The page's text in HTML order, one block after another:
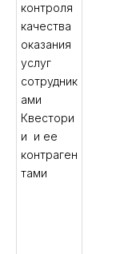
контроля
качества
оказания
услуг
сотрудник
ами
Квестори
и и ее
контраген
тами